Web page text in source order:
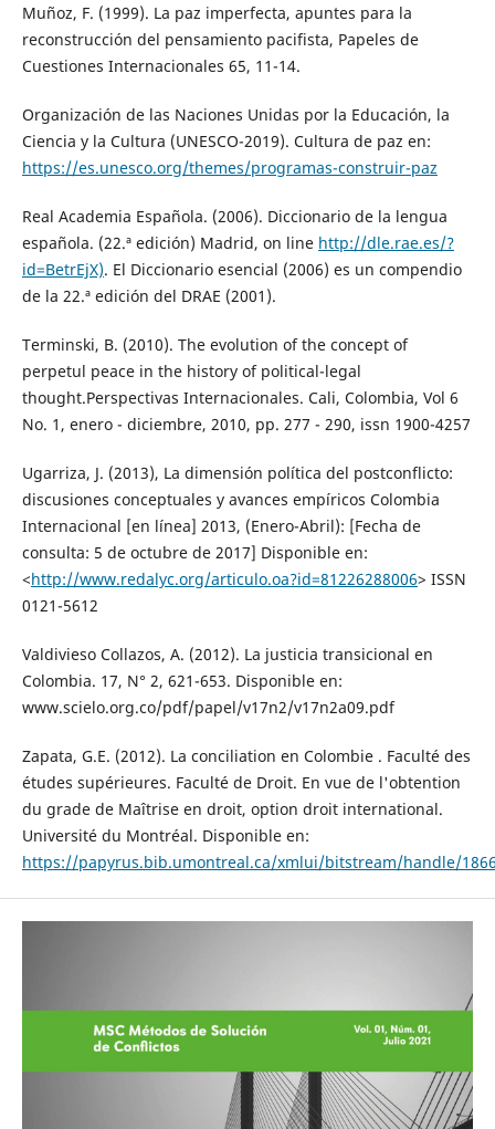
Muñoz, F. (1999). La paz imperfecta, apuntes para la
reconstrucción del pensamiento pacifista, Papeles de
Cuestiones Internacionales 65, 11-14.
Organización de las Naciones Unidas por la Educación, la
Ciencia y la Cultura (UNESCO-2019). Cultura de paz en:
https://es.unesco.org/themes/programas-construir-paz
Real Academia Española. (2006). Diccionario de la lengua
española. (22.ª edición) Madrid, on line http://dle.rae.es/?
id=BetrEjX). El Diccionario esencial (2006) es un compendio
de la 22.ª edición del DRAE (2001).
Terminski, B. (2010). The evolution of the concept of
perpetul peace in the history of political-legal
thought.Perspectivas Internacionales. Cali, Colombia, Vol 6
No. 1, enero - diciembre, 2010, pp. 277 - 290, issn 1900-4257
Ugarriza, J. (2013), La dimensión política del postconflicto:
discusiones conceptuales y avances empíricos Colombia
Internacional [en línea] 2013, (Enero-Abril): [Fecha de
consulta: 5 de octubre de 2017] Disponible en:
<http://www.redalyc.org/articulo.oa?id=81226288006> ISSN
0121-5612
Valdivieso Collazos, A. (2012). La justicia transicional en
Colombia. 17, N° 2, 621-653. Disponible en:
www.scielo.org.co/pdf/papel/v17n2/v17n2a09.pdf
Zapata, G.E. (2012). La conciliation en Colombie . Faculté des
études supérieures. Faculté de Droit. En vue de l'obtention
du grade de Maîtrise en droit, option droit international.
Université du Montréal. Disponible en:
https://papyrus.bib.umontreal.ca/xmlui/bitstream/handle/